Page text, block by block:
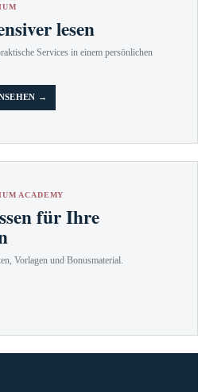
lesen
Services in einem persönlichen
→
ACADEMY
für Ihre
Vorlagen und Bonusmaterial.